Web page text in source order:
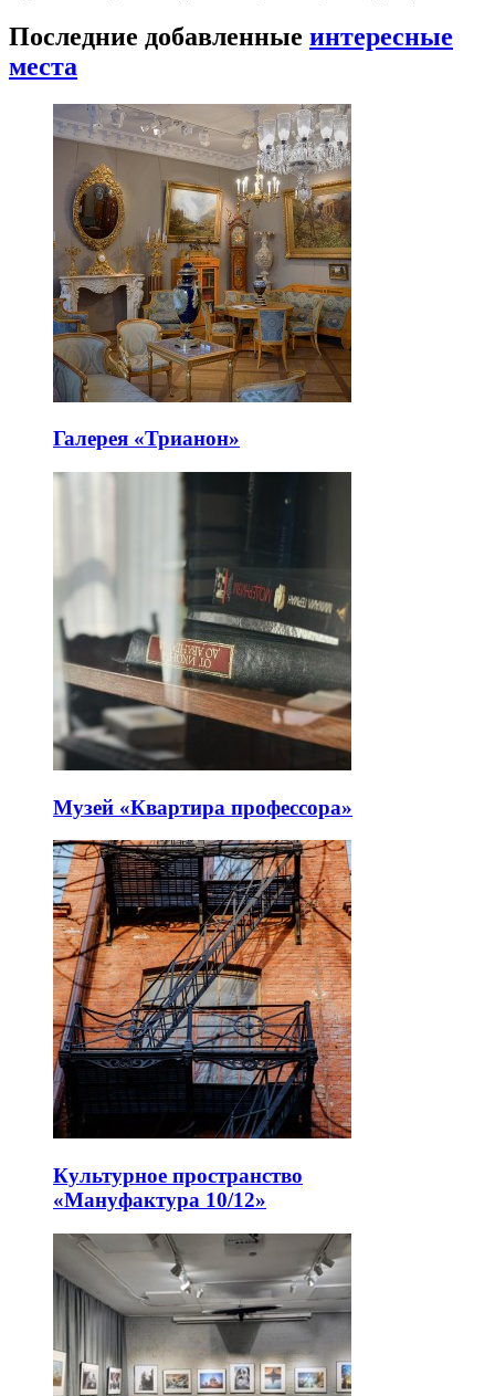
Последние добавленные интересные
места
Галерея «Трианон»
Музей «Квартира профессора»
Культурное пространство
«Мануфактура 10/12»